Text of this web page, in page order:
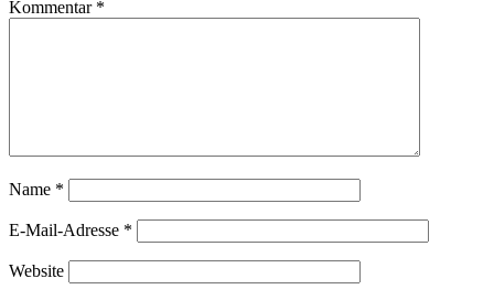
Kommentar *
Name *
E-Mail-Adresse *
Website